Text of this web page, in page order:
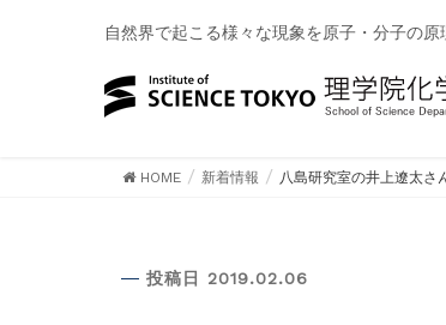
自然界で起こる様々な現象を原子・分子の
HOME 新着情報 八島研究室の井上遼太さ
投稿日 2019.02.06